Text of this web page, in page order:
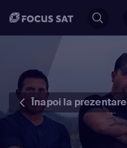
Înapoi la prezentare